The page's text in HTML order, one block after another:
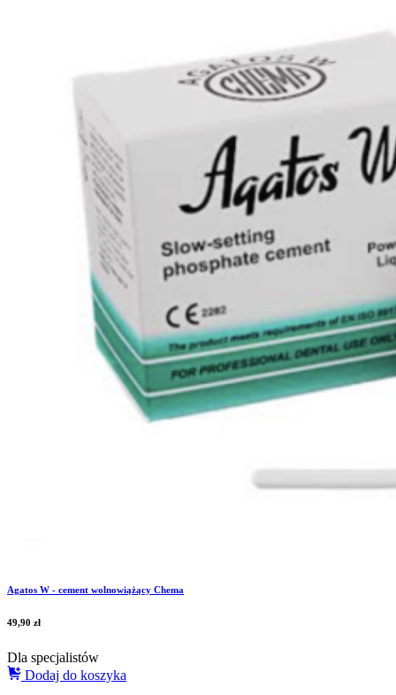
Agatos W - cement wolnowiążący Chema
49,90 zł
Dla specjalistów
Dodaj do koszyka